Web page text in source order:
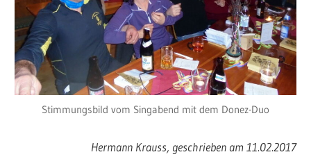
Stimmungsbild vom Singabend mit dem Donez-Duo
Hermann Krauss, geschrieben am 11.02.2017